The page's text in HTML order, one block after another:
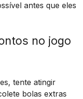
antes que eles
no jogo
tente atingir
bolas extras